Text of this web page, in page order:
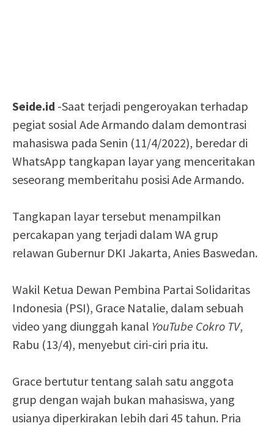
Seide.id -Saat terjadi pengeroyakan terhadap
pegiat sosial Ade Armando dalam demontrasi
mahasiswa pada Senin (11/4/2022), beredar di
WhatsApp tangkapan layar yang menceritakan
seseorang memberitahu posisi Ade Armando.
Tangkapan layar tersebut menampilkan
percakapan yang terjadi dalam WA grup
relawan Gubernur DKI Jakarta, Anies Baswedan.
Wakil Ketua Dewan Pembina Partai Solidaritas
Indonesia (PSI), Grace Natalie, dalam sebuah
video yang diunggah kanal YouTube Cokro TV,
Rabu (13/4), menyebut ciri-ciri pria itu.
Grace bertutur tentang salah satu anggota
grup dengan wajah bukan mahasiswa, yang
usianya diperkirakan lebih dari 45 tahun. Pria